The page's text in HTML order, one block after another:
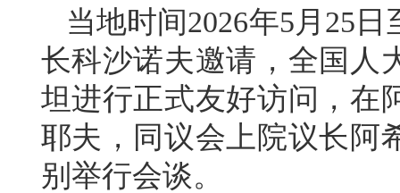
当地时间2026年5月25
长科沙诺夫邀请，全国人
坦进行正式友好访问，在
耶夫，同议会上院议长阿
别举行会谈。